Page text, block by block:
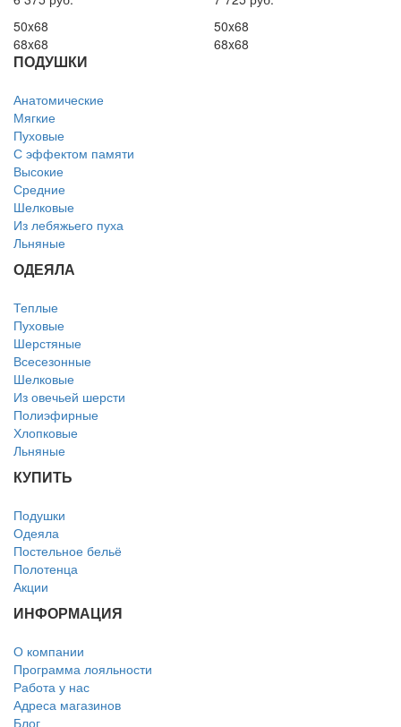
50x68
68x68
50x68
68x68
ПОДУШКИ
Анатомические
Мягкие
Пуховые
С эффектом памяти
Высокие
Средние
Шелковые
Из лебяжьего пуха
Льняные
ОДЕЯЛА
Теплые
Пуховые
Шерстяные
Всесезонные
Шелковые
Из овечьей шерсти
Полиэфирные
Хлопковые
Льняные
КУПИТЬ
Подушки
Одеяла
Постельное бельё
Полотенца
Акции
ИНФОРМАЦИЯ
О компании
Программа лояльности
Работа у нас
Адреса магазинов
Блог